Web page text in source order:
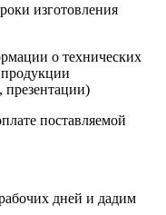
изготовления
о технических
продукции
презентации)
поставляемой
дней и дадим